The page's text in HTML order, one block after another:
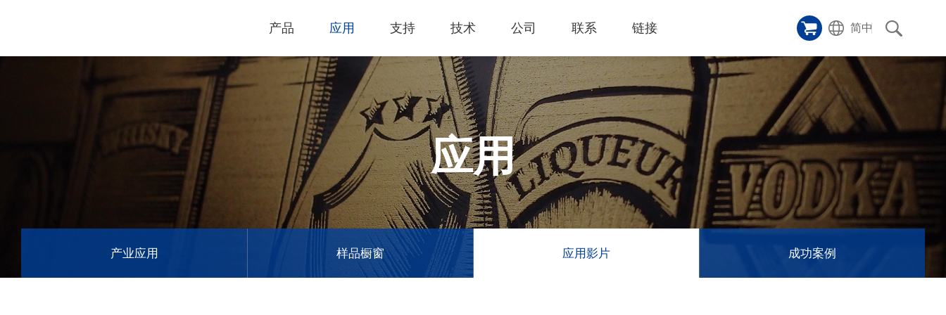
产品
电脑割字机 激光雕刻机 激光切割机
激光打标机
应用
热门应用
薄膜切割
玻璃
礼赠品
首饰
塑料
印章
陈列展示
样品橱窗
应用影片
成功案例
支持
技术支持
下载专区
产品终止政策
过保固服务
技术
知识专区
产品影片
激光雕刻
公司
关于我们
经营理念
创新技术
客户服务
里程碑
全部
公司沿革
产品历史
荣誉和认证 新闻和活动
最新消息
参展消息
联系
客户服务
成为代理商
产品咨询
其他问题
GCC 联系信息
链接
Financing Service
GCC Web Shop
GCC Club
代理商入口
简中
应用
产业应用 样品橱窗 应用影片 成功案例